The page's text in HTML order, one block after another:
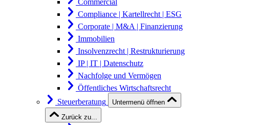
Commercial
Compliance | Kartellrecht | ESG
Corporate | M&A | Finanzierung
Immobilien
Insolvenzrecht | Restrukturierung
IP | IT | Datenschutz
Nachfolge und Vermögen
Öffentliches Wirtschaftsrecht
Steuerberatung
Untermenü öffnen
Zurück zu...